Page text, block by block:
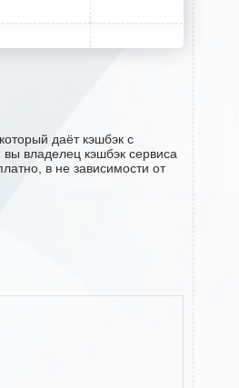
даёт кэшбэк с
владелец кэшбэк сервиса
в не зависимости от